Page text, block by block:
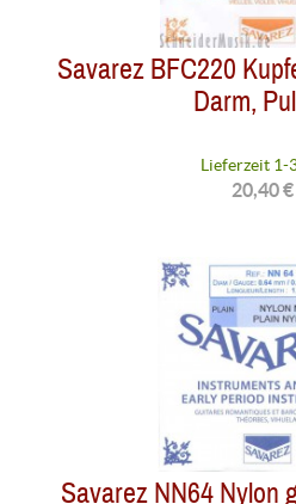
Savarez BFC220
Darm,
Lieferzeit 1-
20,40 €
Savarez NN64 Nylon